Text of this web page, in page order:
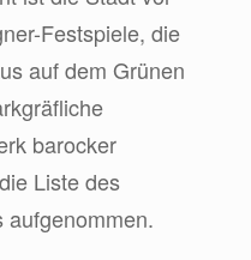
Festspiele, die
auf dem Grünen
barocker
Liste des
aufgenommen.